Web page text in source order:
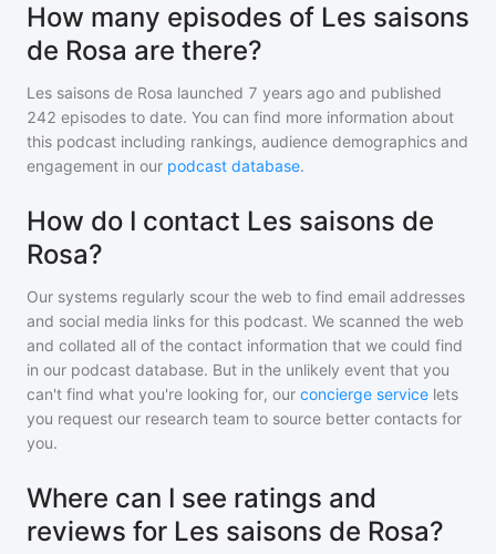
How many episodes of Les saisons
de Rosa are there?
Les saisons de Rosa launched 7 years ago and published
242 episodes to date. You can find more information about
this podcast including rankings, audience demographics and
engagement in our podcast database.
How do I contact Les saisons de
Rosa?
Our systems regularly scour the web to find email addresses
and social media links for this podcast. We scanned the web
and collated all of the contact information that we could find
in our podcast database. But in the unlikely event that you
can't find what you're looking for, our concierge service lets
you request our research team to source better contacts for
you.
Where can I see ratings and
reviews for Les saisons de Rosa?